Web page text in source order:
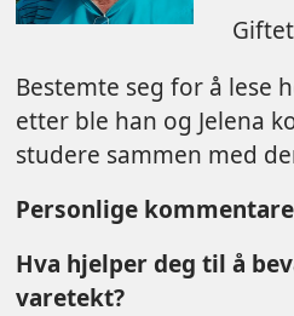
Bestemte seg for å lese
etter ble han og Jelena
studere sammen med
Personlige
Hva hjelper deg til å
varetekt?